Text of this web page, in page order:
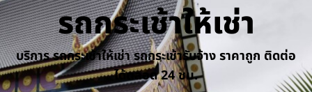
รถกระเช้าให้เช่า
บริการ รถกระเช้าให้เช่า รถกระเช้ารับจ้าง ราคาถูก ติดต่อ
ได้ตลอด 24 ชม.